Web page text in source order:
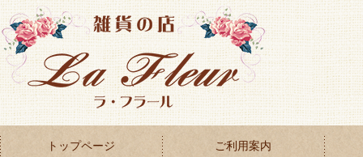
トップページ ご利用案内